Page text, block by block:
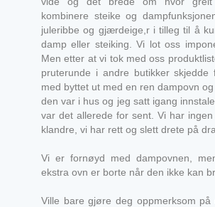
kombinere steike og
juleribbe og gjærdeige,r i tilleg til å
damp eller steiking. Vi lot oss
Men etter at vi tok med oss
pruterunde i andre butikker skjedde
med byttet ut med en ren dampovn
den var i hus og jeg satt igang
var det allerede for sent. Vi har
klandre, vi har rett og slett drete på
Vi er fornøyd med dampovnen,
ekstra ovn er borte når den ikke kan
Ville bare gjøre deg oppmerksom på